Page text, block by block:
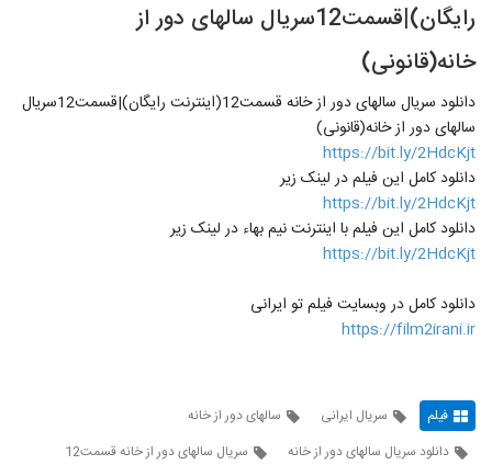
رایگان)|قسمت12سریال سالهای دور از
خانه(قانونی)
دانلود سریال سالهای دور از خانه قسمت12(اینترنت رایگان)|قسمت12سریال
سالهای دور از خانه(قانونی)
https://bit.ly/2HdcKjt
دانلود کامل این فیلم در لینک زیر
https://bit.ly/2HdcKjt
دانلود کامل این فیلم با اینترنت نیم بهاء در لینک زیر
https://bit.ly/2HdcKjt
دانلود کامل در وبسایت فیلم تو ایرانی
https://film2irani.ir
فیلم سریال ایرانی
سالهای دور از خانه
دانلود سریال سالهای دور از خانه
سریال سالهای دور از خانه قسمت12